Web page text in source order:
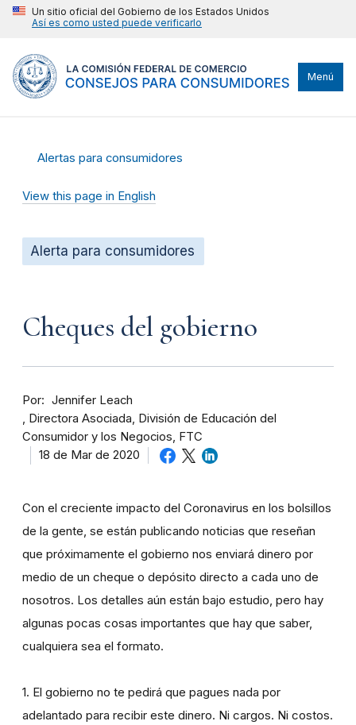
Un sitio oficial del Gobierno de los Estados Unidos
Así es como usted puede verificarlo
Menú
Alertas para consumidores
View this page in English
Alerta para consumidores
Cheques del gobierno
Por
Jennifer Leach
Directora Asociada, División de Educación del
Consumidor y los Negocios, FTC
18 de Mar de 2020
Con el creciente impacto del Coronavirus en los bolsillos
de la gente, se están publicando noticias que reseñan
que próximamente el gobierno nos enviará dinero por
medio de un cheque o depósito directo a cada uno de
nosotros. Los detalles aún están bajo estudio, pero hay
algunas pocas cosas importantes que hay que saber,
cualquiera sea el formato.
1. El gobierno no te pedirá que pagues nada por
adelantado para recibir este dinero. Ni cargos. Ni costos.